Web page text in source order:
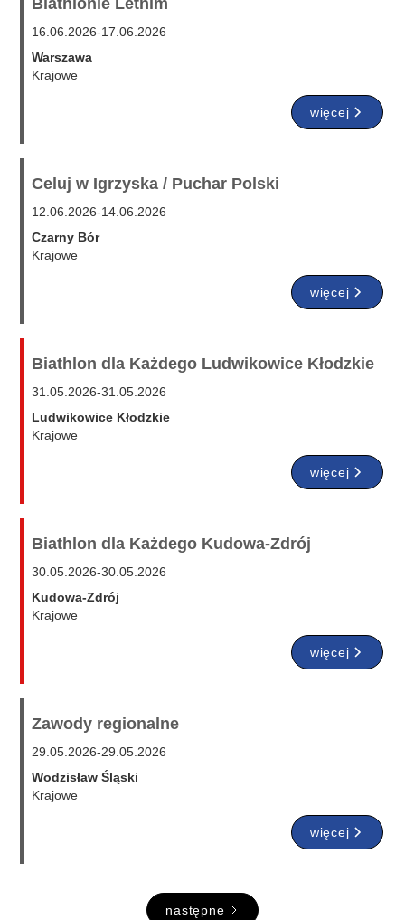
Biathlonie Letnim
16.06.2026-17.06.2026
Warszawa
Krajowe
więcej
Celuj w Igrzyska / Puchar Polski
12.06.2026-14.06.2026
Czarny Bór
Krajowe
więcej
Biathlon dla Każdego Ludwikowice Kłodzkie
31.05.2026-31.05.2026
Ludwikowice Kłodzkie
Krajowe
więcej
Biathlon dla Każdego Kudowa-Zdrój
30.05.2026-30.05.2026
Kudowa-Zdrój
Krajowe
więcej
Zawody regionalne
29.05.2026-29.05.2026
Wodzisław Śląski
Krajowe
więcej
następne